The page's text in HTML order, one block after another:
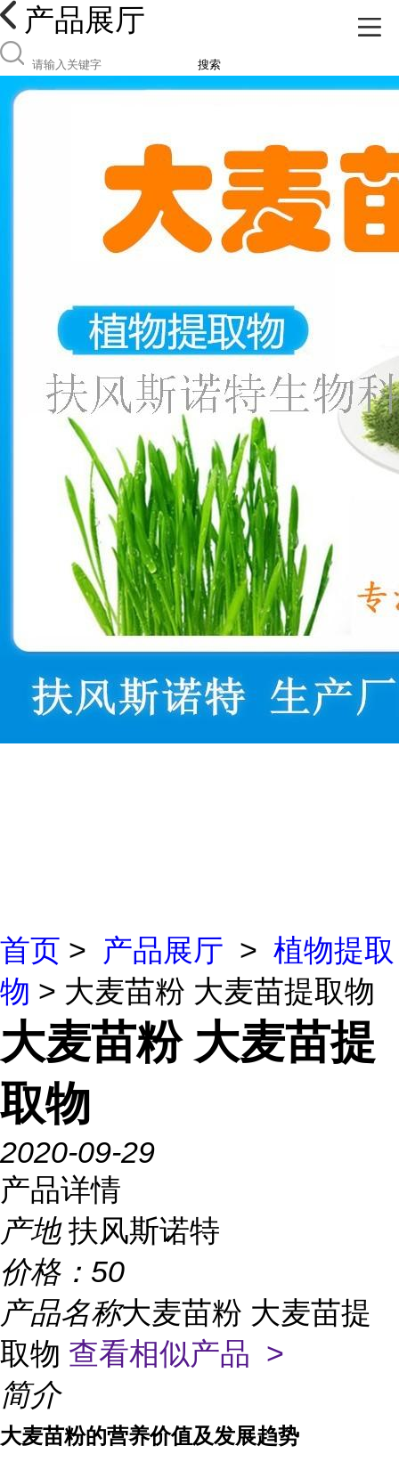
产品展厅
搜索
首页 > 产品展厅 > 植物提取
物 > 大麦苗粉 大麦苗提取物
大麦苗粉 大麦苗提
取物
2020-09-29
产品详情
产地 扶风斯诺特
价格： 50
产品名称大麦苗粉 大麦苗提
取物 查看相似产品 >
简介
大麦苗粉的营养价值及发展趋势